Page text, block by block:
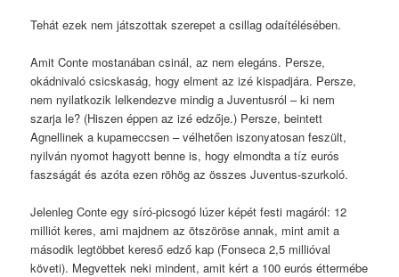
Tehát ezek nem játszottak szerepet a csillag odaítélésében.
Amit Conte mostanában csinál, az nem elegáns. Persze,
okádnivaló csicskaság, hogy elment az izé kispadjára. Persze,
nem nyilatkozik lelkendezve mindig a Juventusról – ki nem
szarja le? (Hiszen éppen az izé edzője.) Persze, beintett
Agnellinek a kupameccsen – vélhetően iszonyatosan feszült,
nyilván nyomot hagyott benne is, hogy elmondta a tíz eurós
faszságát és azóta ezen röhög az összes Juventus-szurkoló.
Jelenleg Conte egy síró-picsogó lúzer képét festi magáról: 12
milliót keres, ami majdnem az ötszöröse annak, mint amit a
második legtöbbet kereső edző kap (Fonseca 2,5 millióval
követi). Megvettek neki mindent, amit kért a 100 eurós éttermébe